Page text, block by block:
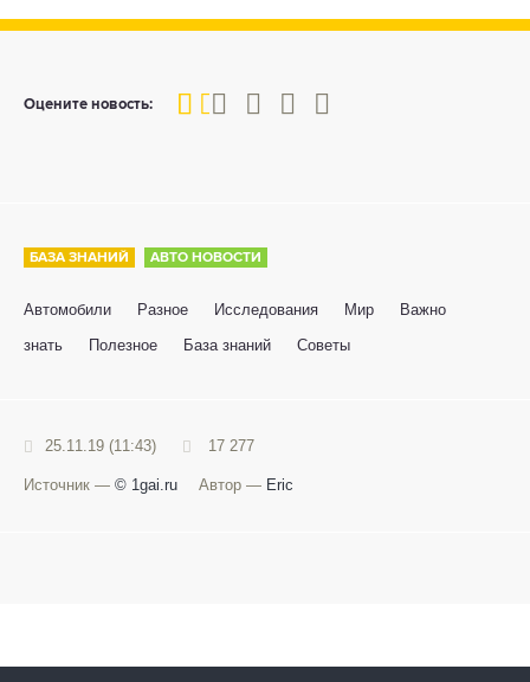
Оцените новость:
20
1 2 3 4 5
БАЗА ЗНАНИЙ АВТО НОВОСТИ
Автомобили Разное Исследования Мир
Важно
знать
Полезное База знаний Советы
25.11.19 (11:43) 17 277
Источник — © 1gai.ru Автор — Eric